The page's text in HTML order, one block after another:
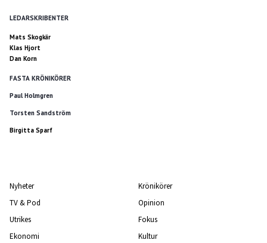
LEDARSKRIBENTER
Mats Skogkär
Klas Hjort
Dan Korn
FASTA KRÖNIKÖRER
Paul Holmgren
Torsten Sandström
Birgitta Sparf
Nyheter
TV & Pod
Utrikes
Ekonomi
Krönikörer
Opinion
Fokus
Kultur